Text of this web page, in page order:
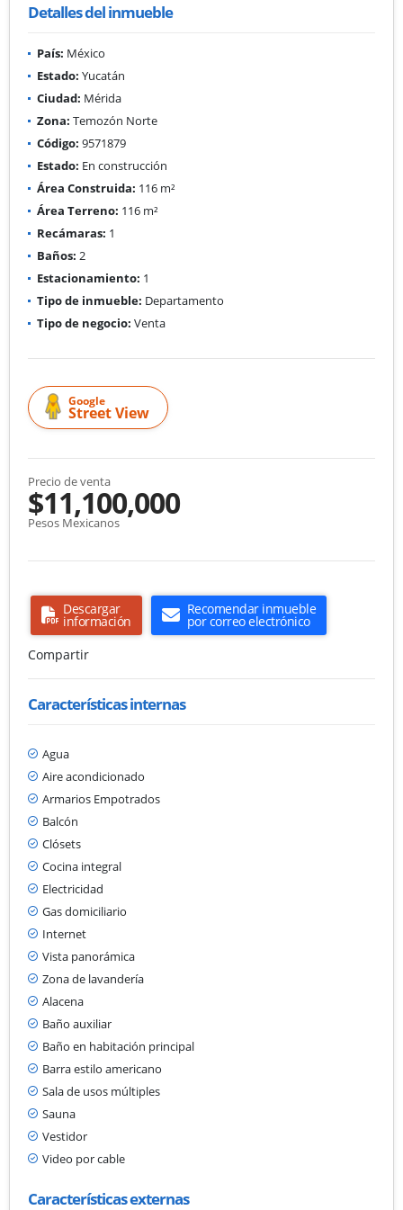
Detalles del inmueble
País: México
Estado: Yucatán
Ciudad: Mérida
Zona: Temozón Norte
Código: 9571879
Estado: En construcción
Área Construida: 116 m²
Área Terreno: 116 m²
Recámaras: 1
Baños: 2
Estacionamiento: 1
Tipo de inmueble: Departamento
Tipo de negocio: Venta
Google
Street View
Precio de venta
$11,100,000
Pesos Mexicanos
Descargar
información
Recomendar inmueble
por correo electrónico
Compartir
Características internas
Agua
Aire acondicionado
Armarios Empotrados
Balcón
Clósets
Cocina integral
Electricidad
Gas domiciliario
Internet
Vista panorámica
Zona de lavandería
Alacena
Baño auxiliar
Baño en habitación principal
Barra estilo americano
Sala de usos múltiples
Sauna
Vestidor
Video por cable
Características externas